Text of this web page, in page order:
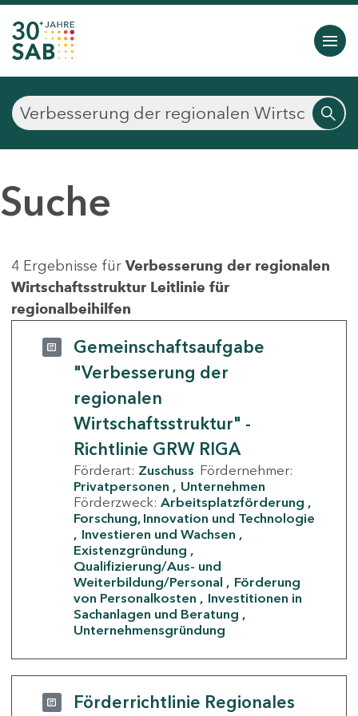
Suche
4 Ergebnisse für Verbesserung der regionalen
Wirtschaftsstruktur Leitlinie für
regionalbeihilfen
Gemeinschaftsaufgabe
"Verbesserung der
regionalen
Wirtschaftsstruktur" -
Richtlinie GRW RIGA
Förderart: Zuschuss Fördernehmer:
Privatpersonen
Unternehmen
Förderzweck: Arbeitsplatzförderung
Forschung, Innovation und Technologie
Investieren und Wachsen
Existenzgründung
Qualifizierung/Aus- und
Weiterbildung/Personal
Förderung
von Personalkosten
Investitionen in
Sachanlagen und Beratung
Unternehmensgründung
Förderrichtlinie Regionales